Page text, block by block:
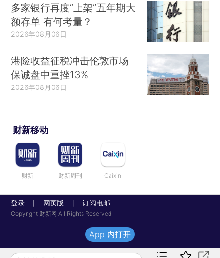
多家银行再度“上架”五年期大
额存单 有何考量？
2026年08月06日
港险收益征税冲击伦敦市场
保诚盘中重挫13%
2026年08月06日
财新移动
财新 财新周刊 Caixin
登录 网页版 订阅电邮
Copyright 财新网 All Rights Reserved
App 内打开